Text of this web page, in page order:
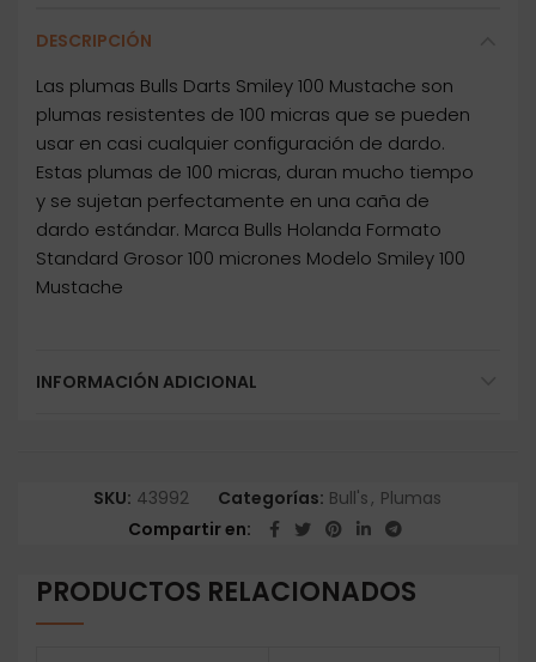
DESCRIPCIÓN
Las plumas Bulls Darts Smiley 100 Mustache son
plumas resistentes de 100 micras que se pueden
usar en casi cualquier configuración de dardo.
Estas plumas de 100 micras, duran mucho tiempo
y se sujetan perfectamente en una caña de
dardo estándar. Marca Bulls Holanda Formato
Standard Grosor 100 micrones Modelo Smiley 100
Mustache
INFORMACIÓN ADICIONAL
SKU: 43992 Categorías: Bull's, Plumas
Compartir en
PRODUCTOS RELACIONADOS